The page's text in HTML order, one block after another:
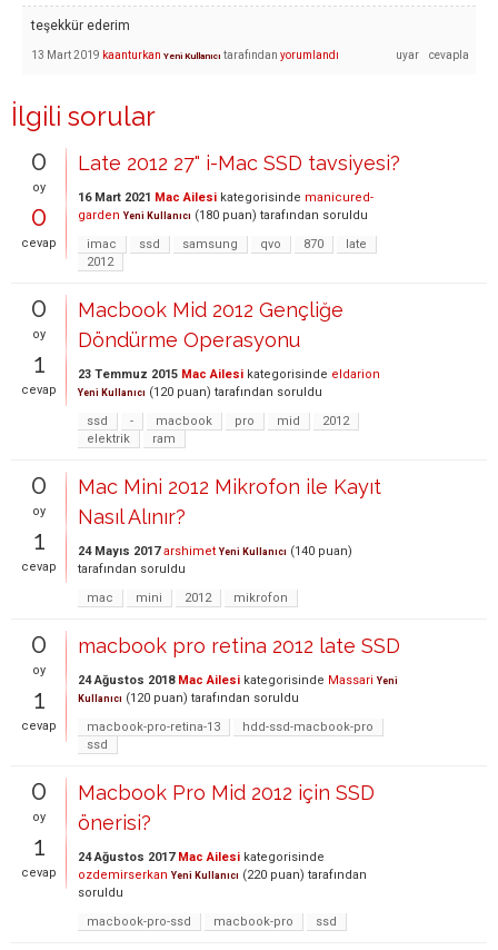
teşekkür ederim
13 Mart 2019 kaanturkan Yeni Kullanıcı tarafından yorumlandı
İlgili sorular
0
oy
0
cevap
Late 2012 27" i-Mac SSD tavsiyesi?
16 Mart 2021 Mac Ailesi kategorisinde manicured-
garden Yeni Kullanıcı (180 puan) tarafından soruldu
imac
ssd samsung qvo 870
late
2012
0
oy
1
cevap
Macbook Mid 2012 Gençliğe
Döndürme Operasyonu
23 Temmuz 2015 Mac Ailesi kategorisinde eldarion
Yeni Kullanıcı (120 puan) tarafından soruldu
ssd
- macbook pro mid
2012
elektrik
ram
0
oy
1
cevap
Mac Mini 2012 Mikrofon ile Kayıt
Nasıl Alınır?
24 Mayıs 2017 arshimet Yeni Kullanıcı (140 puan)
tarafından soruldu
mac
mini 2012 mikrofon
0
oy
1
cevap
macbook pro retina 2012 late SSD
24 Ağustos 2018 Mac Ailesi kategorisinde Massari Yeni
Kullanıcı (120 puan) tarafından soruldu
macbook-pro-retina-13
hdd-ssd-macbook-pro
ssd
0
oy
1
cevap
Macbook Pro Mid 2012 için SSD
önerisi?
24 Ağustos 2017 Mac Ailesi kategorisinde
ozdemirserkan Yeni Kullanıcı (220 puan) tarafından
soruldu
macbook-pro-ssd
macbook-pro ssd